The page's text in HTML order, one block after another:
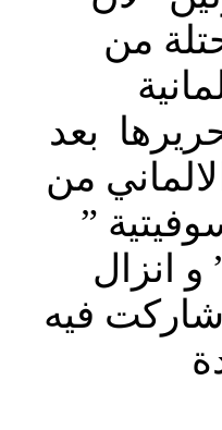
من
بعد
من
”
انزال
فيه